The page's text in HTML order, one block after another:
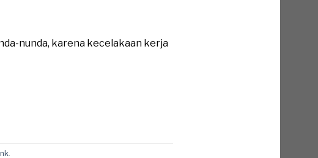
nunda, karena kecelakaan kerja
.